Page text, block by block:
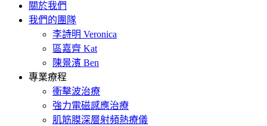
關於我們
我們的團隊
李詩明 Veronica
區嘉齊 Kat
陳景濱 Ben
專業療程
衝擊波治療
強力電磁感應治療
肌筋膜深層射頻熱療儀